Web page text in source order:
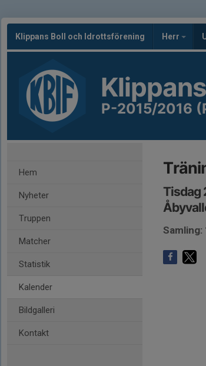
Klippans Boll och Idrottsförening Herr
P-2015/2016
Hem
Nyheter
Truppen
Matcher
Statistik
Kalender
Bildgalleri
Kontakt
Tisdag
Samling: